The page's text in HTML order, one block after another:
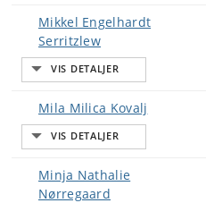
Mikkel Engelhardt
Serritzlew
Mila Milica Kovalj
Minja Nathalie
Nørregaard